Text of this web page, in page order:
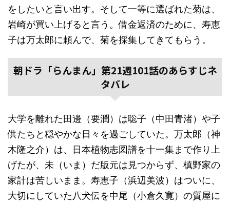
をしたいと言い出す。そして一等に選ばれた菊は、
岩崎が買い上げると言う。借金返済のために、寿恵
子は万太郎に頼んで、菊を採集してきてもらう。
朝ドラ「らんまん」第21週101話のあらすじネ
タバレ
大学を離れた田邊（要潤）は聡子（中田青渚）や子
供たちと穏やかな日々を過ごしていた。万太郎（神
木隆之介）は、日本植物志図譜を十一集まで作り上
げたが、未（いま）だ版元は見つからず、槙野家の
家計は苦しいまま。寿恵子（浜辺美波）はついに、
大切にしていた八犬伝を中尾（小倉久寛）の質屋に